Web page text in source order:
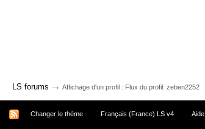
LS forums → Affichage d'un profil : Flux du profil: zeben2252
Changer le thème Français (France) LS v4 Aide